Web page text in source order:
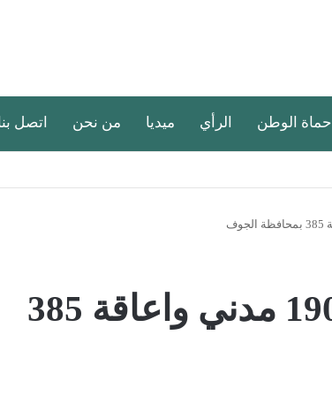
حماة الوطن الرأي ميديا من نحن اتصل
ألغام مليشيا الحوثي تقتل 190 مدني واعاقة 385